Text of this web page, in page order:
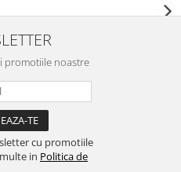
promotiile noastre
cu promotiile
in Politica de